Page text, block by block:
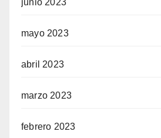
junio 2023
mayo 2023
abril 2023
marzo 2023
febrero 2023